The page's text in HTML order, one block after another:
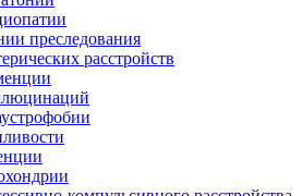
преследования
расстройств